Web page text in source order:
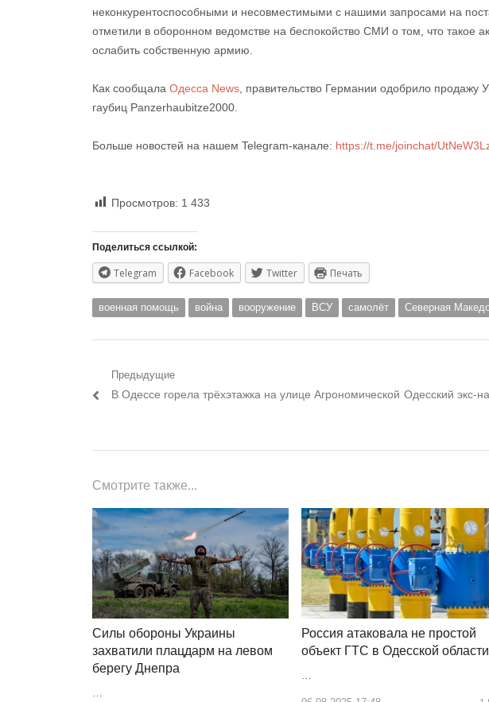
неконкурентоспособными и несовместимыми с нашими запросами на
отметили в оборонном ведомстве на беспокойство СМИ о том, что такое
ослабить собственную армию.
Как сообщала Одесса News , правительство Германии одобрило
гаубиц Panzerhaubitze2000.
Больше новостей на нашем Telegram-канале: https://t.me/joinchat/
Просмотров: 1 433
Поделиться ссылкой:
Telegram Facebook Twitter Печать
военная помощь война вооружение ВСУ самолёт Северная
Навигация
по
Предыдущие
Предыдущий
В Одессе горела трёхэтажка на улице Агрономической Следующий
Одесский экс-
Смотрите также...
Силы обороны Украины
захватили плацдарм на левом
берегу Днепра
Россия атаковала не простой
объект ГТС в Одесской области